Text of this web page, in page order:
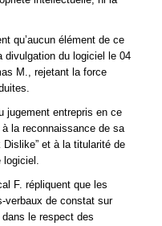
qu’aucun élément de ce
divulgation du logiciel le 04
M., rejetant la force
jugement entrepris en ce
la reconnaissance de sa
et à la titularité de
logiciel.
F. répliquent que les
verbaux de constat sur
le respect des